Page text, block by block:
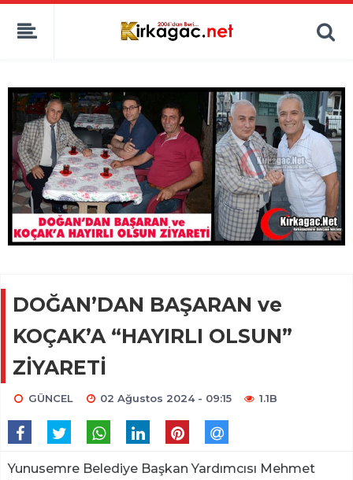
DOĞAN’DAN BAŞARAN ve
KOÇAK’A “HAYIRLI OLSUN”
ZİYARETİ
GÜNCEL 02 Ağustos 2024 - 09:15 1.1B
Yunusemre Belediye Başkan Yardımcısı Mehmet